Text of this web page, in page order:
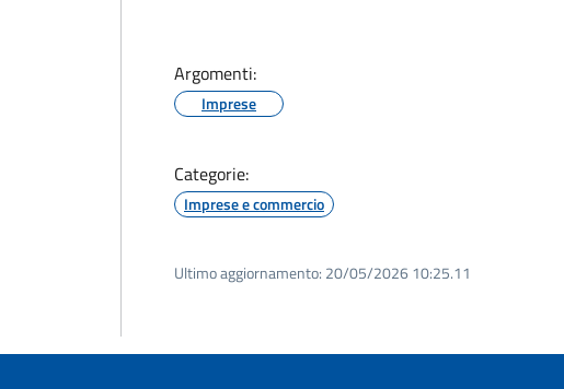
Argomenti:
Imprese
Categorie:
Imprese e commercio
Ultimo aggiornamento: 20/05/2026 10:25.11